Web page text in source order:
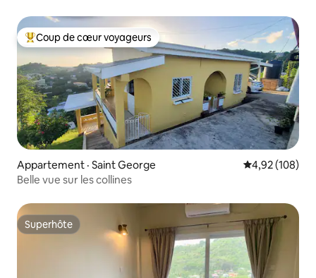
Coup de cœur voyageurs parmi les plus aimés
Coup de cœur voyageurs
Appartement · Saint George Note
4,92 (108)
Belle vue sur les collines
Superhôte
Superhôte